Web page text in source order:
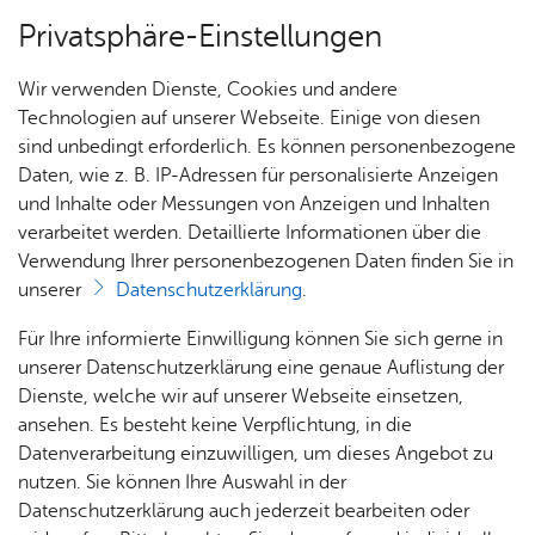
Über­sicht Bür­ger & Stadt
Rat­
haus &
Bür­
ger­
ser­vice
Rat­
häu­ser
Nach­
rich­
ten,
Vi­de­os
& Bil­
der
Me­di­
Jobs
Stel­
len­an­
ge­bo­te
Aus­bil­
dung &
Stu­di­
Bauen
& Um­
welt
Geo­
da­ten
Ge­
sund­
heit &
kum
Stadt­ge­schich­te
Vor­le­sen
Stadt­chro­nik
In der Friedrichshafener Stadtchronik werden die
vielfältigen historischen Geschehnisse in griffiger
Form zusammengeführt. Kennen Sie ein
bedeutendes historisches Ereignis, das nicht in
der Chronik aufgeführt ist? Dann nutzen Sie das
Formular für einen neuen Eintrag.
Privatsphäre-Einstellungen
Wir verwenden Dienste, Cookies und andere
Technologien auf unserer Webseite. Einige von diesen
sind unbedingt erforderlich. Es können personenbezogene
Daten, wie z. B. IP-Adressen für personalisierte Anzeigen
und Inhalte oder Messungen von Anzeigen und Inhalten
verarbeitet werden. Detaillierte Informationen über die
Verwendung Ihrer personenbezogenen Daten finden Sie in
unserer
Datenschutzerklärung.
Für Ihre informierte Einwilligung können Sie sich gerne in
unserer Datenschutzerklärung eine genaue Auflistung der
Dienste, welche wir auf unserer Webseite einsetzen,
ansehen. Es besteht keine Verpflichtung, in die
Datenverarbeitung einzuwilligen, um dieses Angebot zu
nutzen. Sie können Ihre Auswahl in der
Datenschutzerklärung auch jederzeit bearbeiten oder